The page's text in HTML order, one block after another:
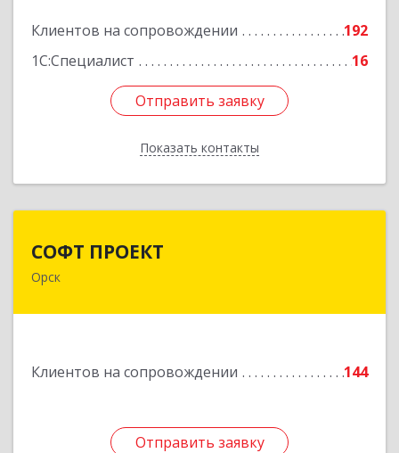
Клиентов на сопровождении
192
1С:Специалист
16
Отправить заявку
Показать контакты
Подробнее
Отправить заявку
Назад
СОФТ ПРОЕКТ
Орск
Клиентов на сопровождении 144
Отправить заявку
Отправить заявку